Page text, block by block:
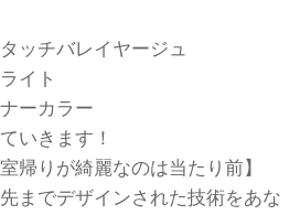
ッチバレイヤージュ
イト
ーカラー
いきます！
室帰りが綺麗なのは当たり前】
までデザインされた技術をあな